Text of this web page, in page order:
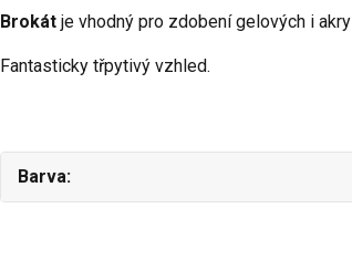
Brokátje vhodný pro zdobení gelových i
Fantasticky třpytivý vzhled.
Barva